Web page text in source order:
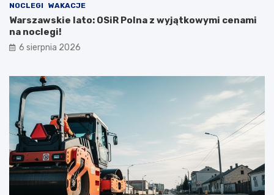
NOCLEGI WAKACJE
Warszawskie lato: OSiR Polna z wyjątkowymi cenami
na noclegi!
6 sierpnia 2026